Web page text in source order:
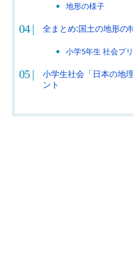
地形の様子
全まとめ:国土の地形の
小学5年生 社会プ
小学生社会「日本の地
ント